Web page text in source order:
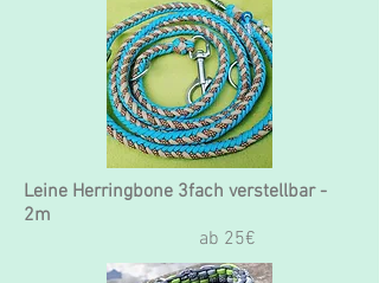
Leine Herringbone 3fach verstellbar -
2m
ab 25€